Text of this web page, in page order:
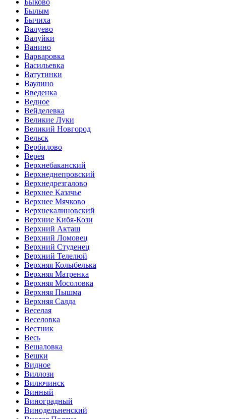
Былым
Бычиха
Валуево
Валуйки
Ванино
Варваровка
Васильевка
Ватутинки
Ваулино
Введенка
Ведное
Вейделевка
Великие Луки
Великий Новгород
Вельск
Вербилово
Верея
Верхнебаканский
Верхнеднепровский
Верхнедрезгалово
Верхнее Казачье
Верхнее Мячково
Верхнекалиновский
Верхние Кибя-Кози
Верхний Акташ
Верхний Ломовец
Верхний Студенец
Верхний Телелюй
Верхняя Колыбелька
Верхняя Матренка
Верхняя Мосоловка
Верхняя Пышма
Верхняя Салда
Веселая
Веселовка
Вестник
Весь
Вешаловка
Вешки
Видное
Виллози
Вилючинск
Винный
Виноградный
Винодельненский